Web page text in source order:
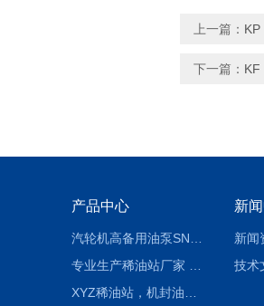
上一篇：
下一篇： KF
产品中心 新
新闻
技术